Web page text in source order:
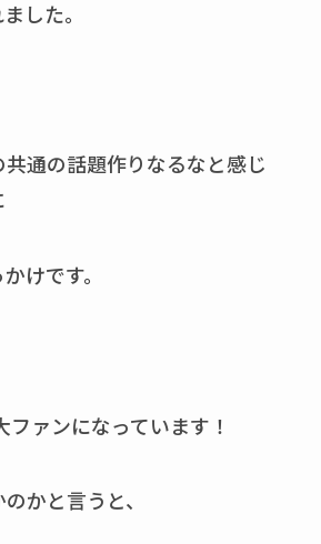
した。
通の話題作りなるなと感じ
けです。
ァンになっています！
かと言うと、